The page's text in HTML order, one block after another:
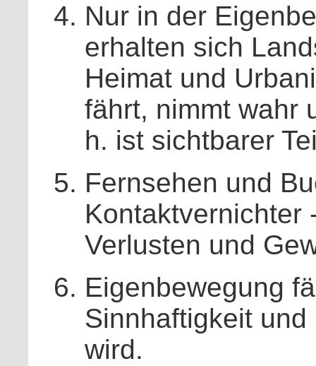
Nur in der
erhalten sich
Heimat und
fährt, nimmt wahr
h. ist sichtbarer
Fernsehen und
Kontaktvernichter
Verlusten und
Eigenbewegung
Sinnhaftigkeit
wird.